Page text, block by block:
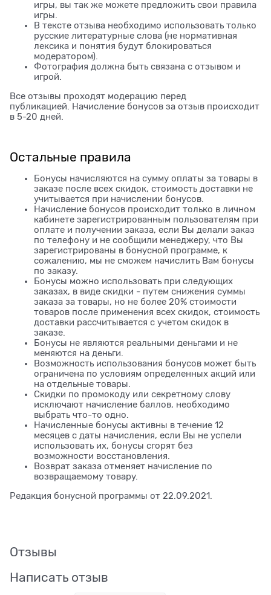
игры, вы так же можете предложить свои правила
игры.
В тексте отзыва необходимо использовать только
русские литературные слова (не нормативная
лексика и понятия будут блокироваться
модератором).
Фотография должна быть связана с отзывом и
игрой.
Все отзывы проходят модерацию перед
публикацией. Начисление бонусов за отзыв происходит
в 5-20 дней.
Остальные правила
Бонусы начисляются на сумму оплаты за товары в
заказе после всех скидок, стоимость доставки не
учитывается при начислении бонусов.
Начисление бонусов происходит только в личном
кабинете зарегистрированным пользователям при
оплате и получении заказа, если Вы делали заказ
по телефону и не сообщили менеджеру, что Вы
зарегистрированы в бонусной программе, к
сожалению, мы не сможем начислить Вам бонусы
по заказу.
Бонусы можно использовать при следующих
заказах, в виде скидки - путем снижения суммы
заказа за товары, но не более 20% стоимости
товаров после применения всех скидок, стоимость
доставки рассчитывается с учетом скидок в
заказе.
Бонусы не являются реальными деньгами и не
меняются на деньги.
Возможность использования бонусов может быть
ограничена по условиям определенных акций или
на отдельные товары.
Скидки по промокоду или секретному слову
исключают начисление баллов, необходимо
выбрать что-то одно.
Начисленные бонусы активны в течение 12
месяцев с даты начисления, если Вы не успели
использовать их, бонусы сгорят без
возможности восстановления.
Возврат заказа отменяет начисление по
возвращаемому товару.
Редакция бонусной программы от 22.09.2021.
Отзывы
Написать отзыв